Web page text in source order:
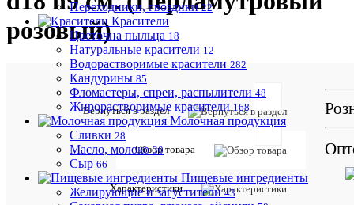
Переходники, гвоздики 22
Красители
Цветочна пыльца 18
Натуральные красители 12
Водорастворимые красители 282
Кандурины 85
Фломастеры, спреи, распылители 48
Жирорастворимые красители 168
Молочная продукция
Сливки 28
Масло, молоко 30
Сыр 66
Пищевые ингредиенты
Желирующие и загустители 43
розовый)
Вернуться в раздел
Обзор товара
Характеристики
Добавить